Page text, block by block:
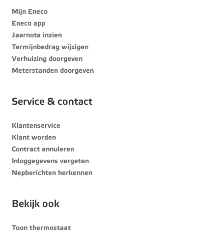
Mijn Eneco
Eneco app
Jaarnota inzien
Termijnbedrag wijzigen
Verhuizing doorgeven
Meterstanden doorgeven
Service & contact
Klantenservice
Klant worden
Contract annuleren
Inloggegevens vergeten
Nepberichten herkennen
Bekijk ook
Toon thermostaat